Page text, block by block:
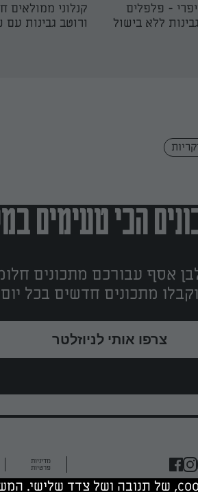
- פלפלים
ללא בישול
קנלוני ממולאים
ורוטב גבינות
הכי טעימים
אסף עבורכם מתכונים
מתכונים חדשים בכל
צרפו אותי לניוזלטר
מדיניות
פרטיות